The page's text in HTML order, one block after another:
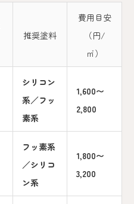
推奨塗料
費用目安
（円/
㎡）
シリコン
系／フッ
素系
1,600〜
2,800
フッ素系
／シリコ
ン系
1,800〜
3,200